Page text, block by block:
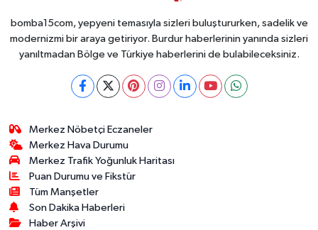
Toplayabilecek
bomba15com, yepyeni temasıyla sizleri buluştururken, sadelik ve
modernizmi bir araya getiriyor. Burdur haberlerinin yanında sizleri
yanıltmadan Bölge ve Türkiye haberlerini de bulabileceksiniz.
Merkez Nöbetçi Eczaneler
Merkez Hava Durumu
Merkez Trafik Yoğunluk Haritası
Puan Durumu ve Fikstür
Tüm Manşetler
Son Dakika Haberleri
Haber Arşivi